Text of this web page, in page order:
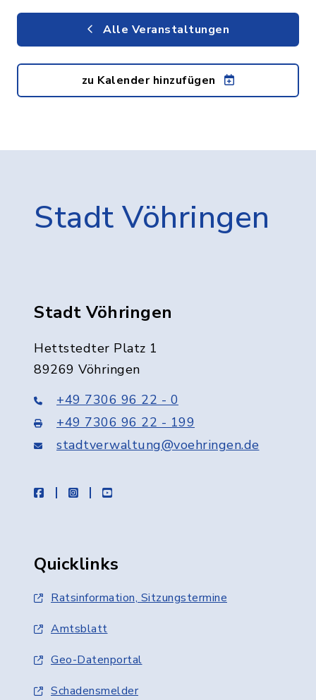
Alle Veranstaltungen
zu Kalender hinzufügen
Stadt Vöhringen
Stadt Vöhringen
Hettstedter Platz 1
89269 Vöhringen
+49 7306 96 22 - 0
+49 7306 96 22 - 199
stadtverwaltung@voehringen.de
facebookinstagramyoutube
Quicklinks
Ratsinformation, Sitzungstermine
Amtsblatt
Geo-Datenportal
Schadensmelder